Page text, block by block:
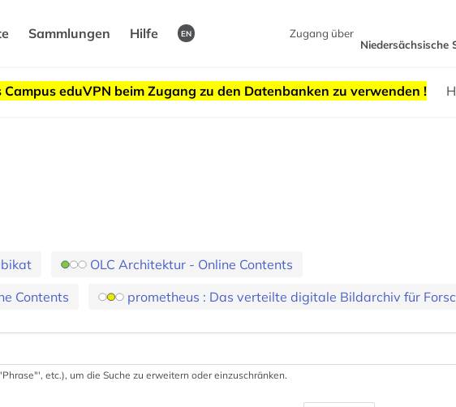
Sammlungen Hilfe EN
Zugang über
eduVPN beim Zugang zu den Datenbanken zu verwenden !
OLC Architektur - Online Contents
Contents
prometheus : Das verteilte digitale Bildarchiv für
etc.), um die Suche zu erweitern oder einzuschränken.